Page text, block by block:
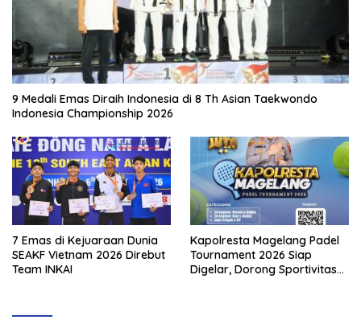
9 Medali Emas Diraih Indonesia di 8 Th Asian Taekwondo
Indonesia Championship 2026
7 Emas di Kejuaraan Dunia
SEAKF Vietnam 2026 Direbut
Team INKAI
Kapolresta Magelang Padel
Tournament 2026 Siap
Digelar, Dorong Sportivitas